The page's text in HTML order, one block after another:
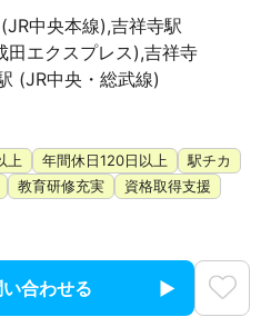
中央本線),吉祥寺駅
田エクスプレス),吉祥寺
(JR中央・総武線)
上 年間休日120日以上
駅チカ
教育研修充実
資格取得支援
合わせる